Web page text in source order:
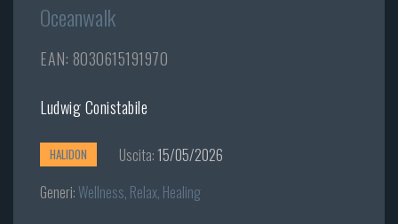
Oceanwalk
EAN: 8030615191970
Ludwig Conistabile
HALIDON Uscita: 15/05/2026
Generi: Wellness, Relax, Healing